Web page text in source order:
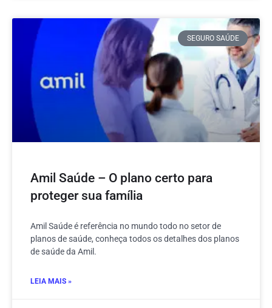
SEGURO SAÚDE
Amil Saúde – O plano certo para
proteger sua família
Amil Saúde é referência no mundo todo no setor de
planos de saúde, conheça todos os detalhes dos planos
de saúde da Amil.
LEIA MAIS »